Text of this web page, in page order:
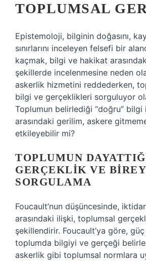
TOPLUMSAL
Epistemoloji, bilginin doğasını,
sınırlarını inceleyen felsefi bir
kaçmak, bilgi ve hakikat
şekillerde incelenmesine neden
askerlik hizmetini reddederken,
bilgi ve gerçeklikleri sorguluyor
Toplumun belirlediği “doğru”
arasındaki gerilim, askere
etkileyebilir mi?
TOPLUMUN
GERÇEKLIK VE
SORGULAMA
Foucault’nun düşüncesinde,
arasındaki ilişki, toplumsal
şekillendirir. Foucault’ya göre,
toplumda bilgiyi ve gerçeği
askerlik gibi toplumsal normlara